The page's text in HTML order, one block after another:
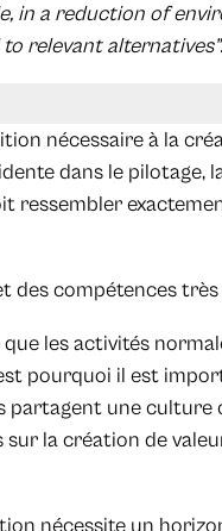
in a reduction of
relevant alternatives”.
nécessaire à la
dans le pilotage,
ressembler
des compétences
les activités
pourquoi il est
partagent une culture
la création de